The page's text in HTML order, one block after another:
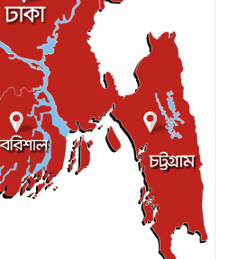
আইসিসির লেভেল-৩ কোচের স্বীকৃতি পেলেন
আশরাফুল
সেপ্টেম্বর ১৭, ২০২৪
গণপরিবহনে সেবার মান বাড়ানোর দাবি ইমনের
সেপ্টেম্বর ১৩, ২০২৪